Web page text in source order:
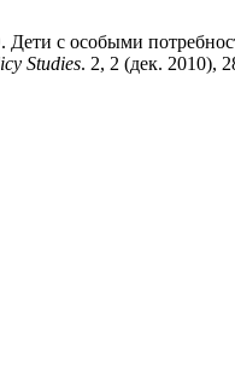
с особыми
Studies. 2, 2 (дек. 2010),